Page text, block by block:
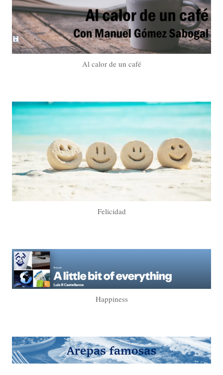
Al calor de un café
Felicidad
Happiness